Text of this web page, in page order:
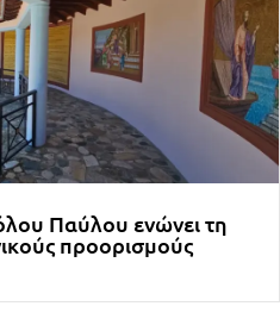
Παύλου ενώνει τη
προορισμούς